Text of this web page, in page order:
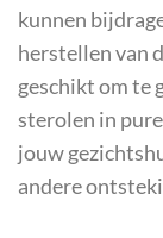
kunnen
herstellen van
geschikt om te
sterolen in
jouw
andere